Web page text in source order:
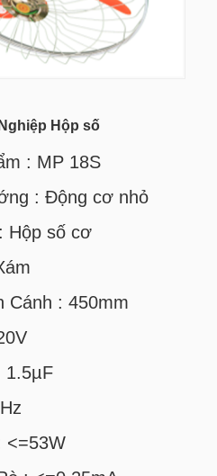
Hộp số
: MP 18S
: Động cơ nhỏ
Hộp số cơ
Cánh : 450mm
1.5µF
<=53W